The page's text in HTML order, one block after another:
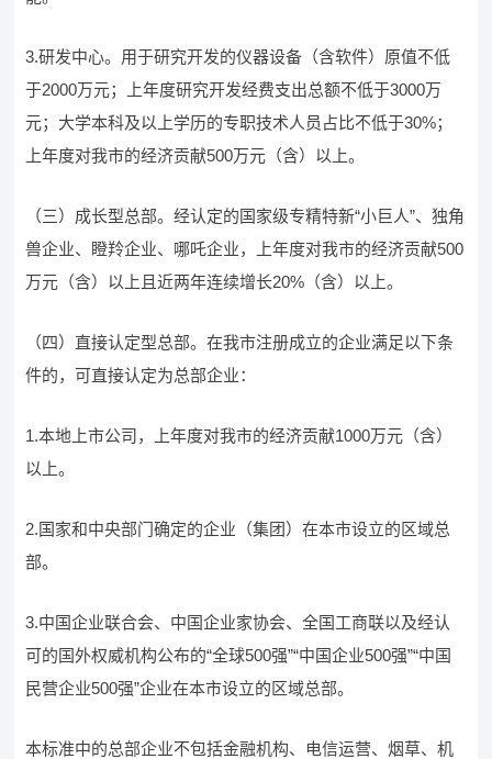
3.研发中心。用于研究开发的仪器设备（含软件）原值不低
于2000万元；上年度研究开发经费支出总额不低于3000万
元；大学本科及以上学历的专职技术人员占比不低于30%；
上年度对我市的经济贡献500万元（含）以上。
（三）成长型总部。经认定的国家级专精特新“小巨人”、独角
兽企业、瞪羚企业、哪吒企业，上年度对我市的经济贡献500
万元（含）以上且近两年连续增长20%（含）以上。
（四）直接认定型总部。在我市注册成立的企业满足以下条
件的，可直接认定为总部企业：
1.本地上市公司，上年度对我市的经济贡献1000万元（含）
以上。
2.国家和中央部门确定的企业（集团）在本市设立的区域总
部。
3.中国企业联合会、中国企业家协会、全国工商联以及经认
可的国外权威机构公布的“全球500强”“中国企业500强”“中国
民营企业500强”企业在本市设立的区域总部。
本标准中的总部企业不包括金融机构、电信运营、烟草、机